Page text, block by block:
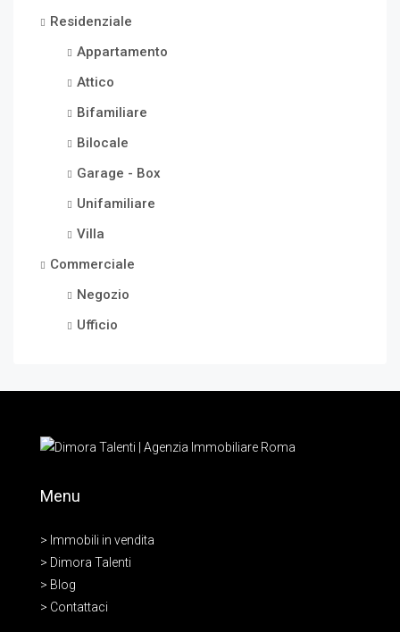
Residenziale
Appartamento
Attico
Bifamiliare
Bilocale
Garage - Box
Unifamiliare
Villa
Commerciale
Negozio
Ufficio
Menu
> Immobili in vendita
> Dimora Talenti
> Blog
> Contattaci